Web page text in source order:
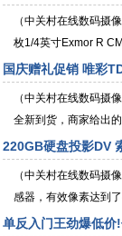
（中关村在线数码摄
枚1/4英寸Exmor R
国庆赠礼促销 唯彩
（中关村在线数码摄
全新到货，商家给出
220GB硬盘投影DV
（中关村在线数码摄
感器，有效像素达到
单反入门王劲爆低